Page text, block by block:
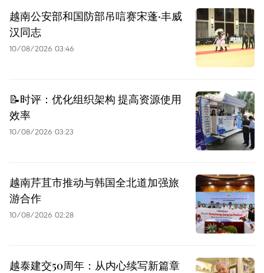
越南公安部和国防部吊唁赛宋蓬·丰威
汉同志
10/08/2026 03:46
📝时评：优化组织架构 提高资源使用
效率
10/08/2026 03:23
越南芹苴市推动与韩国全北道加强旅
游合作
10/08/2026 02:28
越泰建交50周年：从内心续写新篇章